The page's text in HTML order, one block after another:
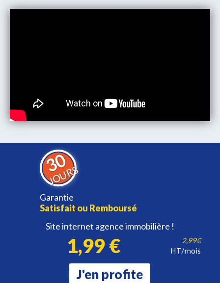
30
JOURS
Garantie
Satisfait ou Remboursé
Site internet agence immobilière !
1,99 € 2,99€
HT/mois
J'en profite